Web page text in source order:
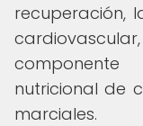
recuperación,
nutricional de
marciales.